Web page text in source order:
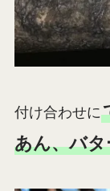
付け合わせに
あん、バタ